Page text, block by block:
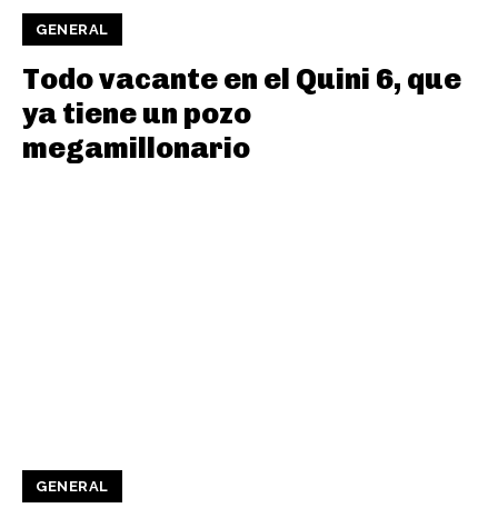
GENERAL
Todo vacante en el Quini 6, que
ya tiene un pozo
megamillonario
GENERAL